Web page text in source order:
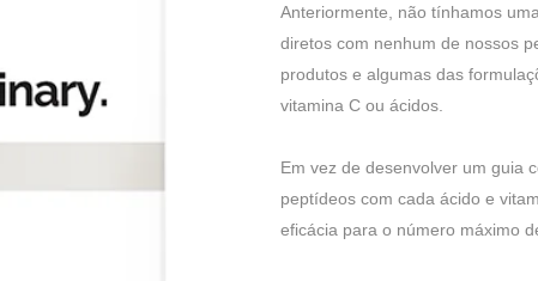
Anteriormente, não tínhamos
diretos com nenhum de nossos
produtos e algumas das
vitamina C ou ácidos.
Em vez de desenvolver um guia
peptídeos com cada ácido e
eficácia para o número máximo